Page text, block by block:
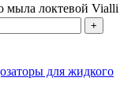
мыла локтевой Vialli
для жидкого